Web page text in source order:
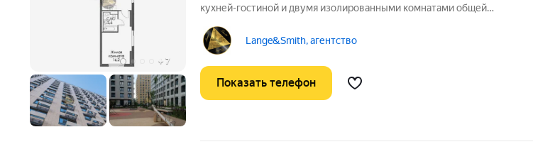
+ 7
кухней-гостиной и двумя изолированными комнатами общей
на Лиговском проспекте. Цельный, обжитый квартал с развитой
Lange&Smith, агентство
Показать телефон